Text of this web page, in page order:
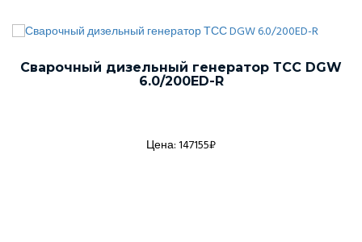
Сварочный дизельный генератор ТСС DGW
6.0/200ED-R
Цена: 147155₽